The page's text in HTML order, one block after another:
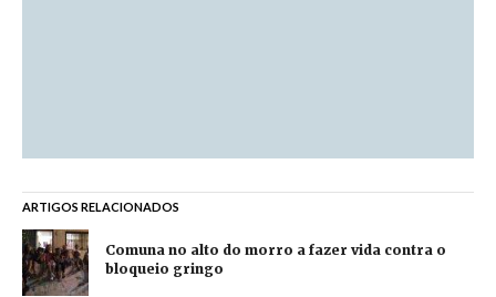
ARTIGOS RELACIONADOS
Comuna no alto do morro a fazer vida contra o
bloqueio gringo